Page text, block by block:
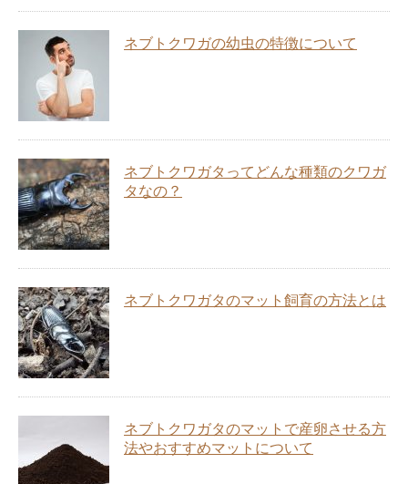
ネブトクワガの幼虫の特徴について
ネブトクワガタってどんな種類のクワガ
タなの？
ネブトクワガタのマット飼育の方法とは
ネブトクワガタのマットで産卵させる方
法やおすすめマットについて